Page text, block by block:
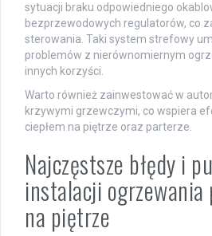
sytuacji braku odpowiedniego
bezprzewodowych regulatorów, co
sterowania. Taki system strefowy
problemów z nierównomiernym
innych korzyści.
Warto również zainwestować w
krzywymi grzewczymi, co wspiera
ciepłem na piętrze oraz parterze.
Najczęstsze błędy i
instalacji ogrzewania
na piętrze